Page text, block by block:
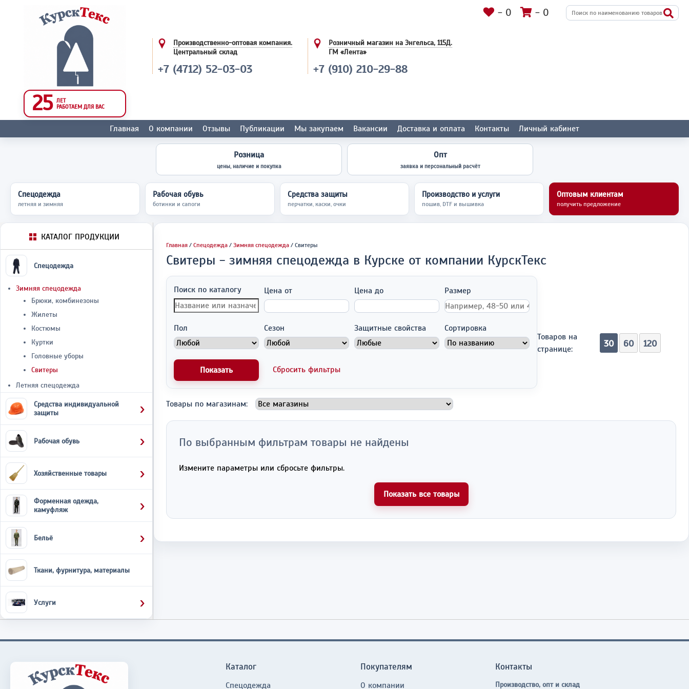
25 ЛЕТ
РАБОТАЕМ ДЛЯ ВАС
Производственно-оптовая компания.
Центральный склад
+7 (4712) 52-03-03
Розничный магазин на Энгельса, 115Д.
ГМ «Лента»
+7 (910) 210-29-88
- 0 - 0
Главная О компании Отзывы Публикации Мы закупаем Вакансии Доставка и оплата Контакты Личный кабинет
Розница
цены, наличие и покупка
Опт
заявка и персональный расчёт
Спецодежда
летняя и зимняя
Рабочая обувь
ботинки и сапоги
Средства защиты
перчатки, каски, очки
Производство и услуги
пошив, DTF и вышивка
Оптовым клиентам
получить предложение
КАТАЛОГ ПРОДУКЦИИ
Спецодежда
Зимняя спецодежда
Брюки, комбинезоны
Жилеты
Костюмы
Куртки
Головные уборы
Свитеры
Летняя спецодежда
Средства индивидуальной
защиты
Рабочая обувь
Хозяйственные товары
Форменная одежда,
камуфляж
Бельё
Ткани, фурнитура, материалы
Услуги
Главная / Спецодежда / Зимняя спецодежда / Свитеры
Свитеры - зимняя спецодежда в Курске от компании КурскТекс
Поиск по каталогу Цена от Цена до Размер
Пол Сезон Защитные свойства Сортировка
Показать Сбросить фильтры
Товары по магазинам:
Товаров на
странице:
30 60 120
По выбранным фильтрам товары не найдены
Измените параметры или сбросьте фильтры.
Показать все товары
Каталог
Спецодежда
Покупателям
О компании
Контакты
Производство, опт и склад